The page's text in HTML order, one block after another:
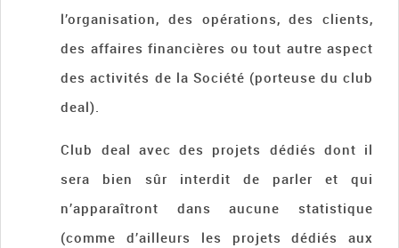
l’organisation, des opérations, des clients,
des affaires financières ou tout autre aspect
des activités de la Société (porteuse du club
deal).
Club deal avec des projets dédiés dont il
sera bien sûr interdit de parler et qui
n’apparaîtront dans aucune statistique
(comme d’ailleurs les projets dédiés aux